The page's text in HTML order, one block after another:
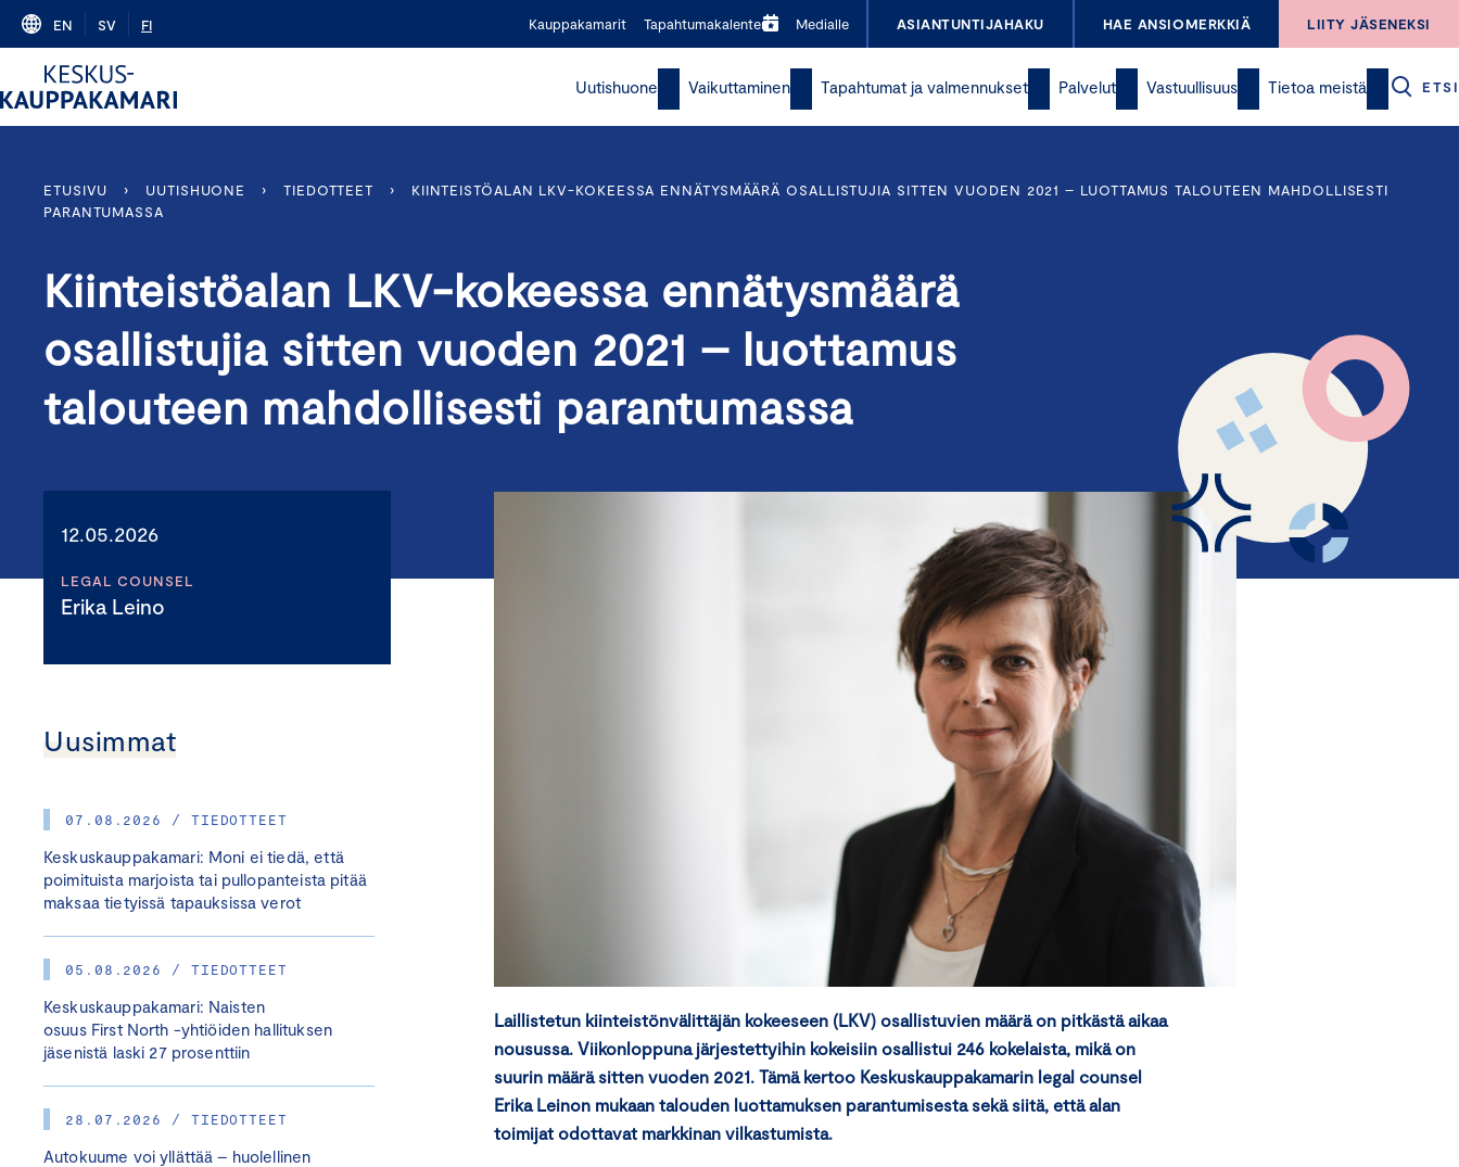
Skip
content
EN SV FI Kauppakamarit Tapahtumakalenteri Medialle ASIANTUNTIJAHAKU HAE ANSIOMERKKIÄ LIITY JÄSENEKSI
Uutishuone Vaikuttaminen Tapahtumat ja valmennukset Palvelut Vastuullisuus Tietoa meistä ETSI
ETUSIVU › UUTISHUONE › TIEDOTTEET ›
KIINTEISTÖALAN LKV-KOKEESSA ENNÄTYSMÄÄRÄ OSALLISTUJIA SITTEN VUODEN 2021 – LUOTTAMUS TALOUTEEN MAHDOLLISESTI
PARANTUMASSA
Kiinteistöalan LKV-kokeessa ennätysmäärä
osallistujia sitten vuoden 2021 – luottamus
talouteen mahdollisesti parantumassa
12.05.2026
LEGAL COUNSEL
Erika Leino
Uusimmat
07.08.2026 / TIEDOTTEET
Keskuskauppakamari: Moni ei tiedä, että
poimituista marjoista tai pullopanteista pitää
maksaa tietyissä tapauksissa verot
05.08.2026 / TIEDOTTEET
Keskuskauppakamari: Naisten
osuus First North -yhtiöiden hallituksen
jäsenistä laski 27 prosenttiin
28.07.2026 / TIEDOTTEET
Autokuume voi yllättää – huolellinen
Laillistetun kiinteistönvälittäjän kokeeseen (LKV) osallistuvien määrä on pitkästä aikaa
nousussa. Viikonloppuna järjestettyihin kokeisiin osallistui 246 kokelaista, mikä on
suurin määrä sitten vuoden 2021. Tämä kertoo Keskuskauppakamarin legal counsel
Erika Leinon mukaan talouden luottamuksen parantumisesta sekä siitä, että alan
toimijat odottavat markkinan vilkastumista.